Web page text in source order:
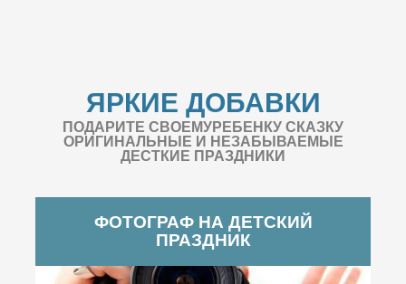
ЯРКИЕ ДОБАВКИ
ПОДАРИТЕ СВОЕМУРЕБЕНКУ СКАЗКУ
ОРИГИНАЛЬНЫЕ И НЕЗАБЫВАЕМЫЕ
ДЕСТКИЕ ПРАЗДНИКИ
ФОТОГРАФ НА ДЕТСКИЙ
ПРАЗДНИК